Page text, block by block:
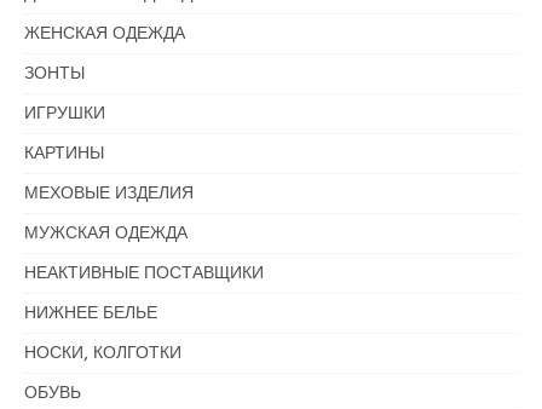
ЖЕНСКАЯ ОДЕЖДА
ЗОНТЫ
ИГРУШКИ
КАРТИНЫ
МЕХОВЫЕ ИЗДЕЛИЯ
МУЖСКАЯ ОДЕЖДА
НЕАКТИВНЫЕ ПОСТАВЩИКИ
НИЖНЕЕ БЕЛЬЕ
НОСКИ, КОЛГОТКИ
ОБУВЬ